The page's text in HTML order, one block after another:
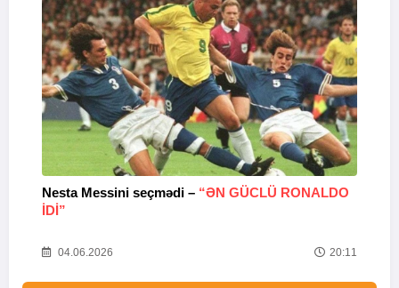
Nesta Messini seçmədi – “ƏN GÜCLÜ RONALDO
IDI”
04.06.2026 20:11